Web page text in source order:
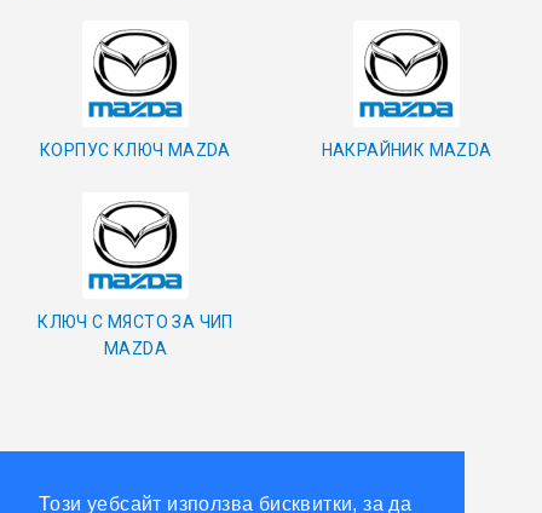
Този уебсайт използва бисквитки, за да
ОРИГИНАЛНИ АВТОКЛЮЧОВЕ
АВТОКЛЮЧАЛКИ И ЧАСТИ
МАСЛА, ХИМИЯ И СПРЕЙОВЕ VOULIS
КОРПУС КЛЮЧ MAZDA НАКРАЙНИК MAZDA
КЛЮЧ С МЯСТО ЗА ЧИП
MAZDA